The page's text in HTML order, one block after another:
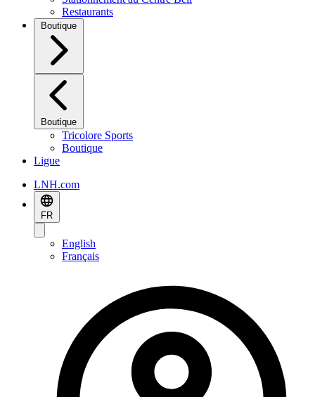
Restaurants
Boutique
Boutique
Tricolore Sports
Boutique
Ligue
LNH.com
FR
English
Français